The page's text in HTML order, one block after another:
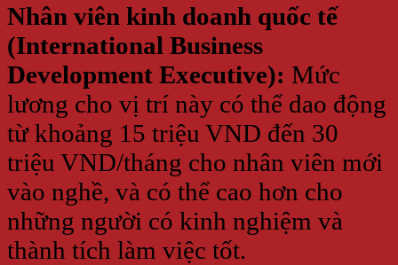
Nhân viên kinh doanh quốc tế
(International Business
Development Executive): Mức
lương cho vị trí này có thể dao động
từ khoảng 15 triệu VND đến 30
triệu VND/tháng cho nhân viên mới
vào nghề, và có thể cao hơn cho
những người có kinh nghiệm và
thành tích làm việc tốt.